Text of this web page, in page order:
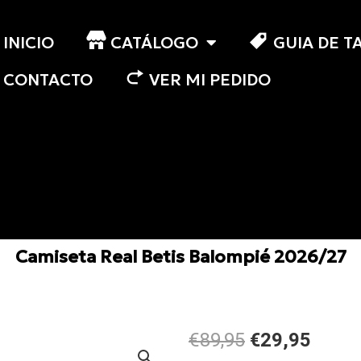
INICIO CATÁLOGO
GUIA DE
CONTACTO
VER MI PEDIDO
Camiseta Real Betis Balompié 2026/27
€89,95 El
€29,95